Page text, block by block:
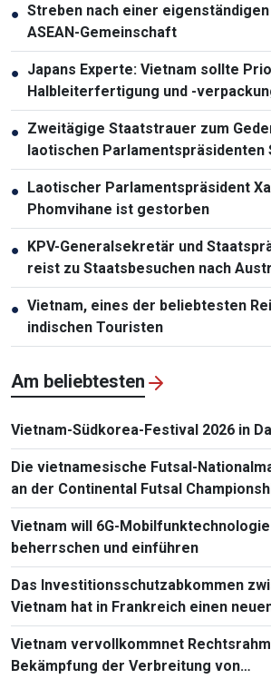
● Streben nach einer
ASEAN-Gemeinschaft
● Japans Experte: Vietnam sollte
Halbleiterfertigung und -
● Zweitägige Staatstrauer zum
laotischen Parlamentspräsidenten
Phomvihane
● Laotischer Parlamentspräsident
Phomvihane ist gestorben
● KPV-Generalsekretär und
reist zu Staatsbesuchen nach
Neuseeland
● Vietnam, eines der beliebtesten
indischen Touristen
Am beliebtesten
Vietnam-Südkorea-Festival 2026 in
Die vietnamesische Futsal-
an der Continental Futsal
Vietnam will 6G-
beherrschen und einführen
Das Investitionsschutzabkommen
Vietnam hat in Frankreich einen
Vietnam vervollkommnet
Bekämpfung der Verbreitung von